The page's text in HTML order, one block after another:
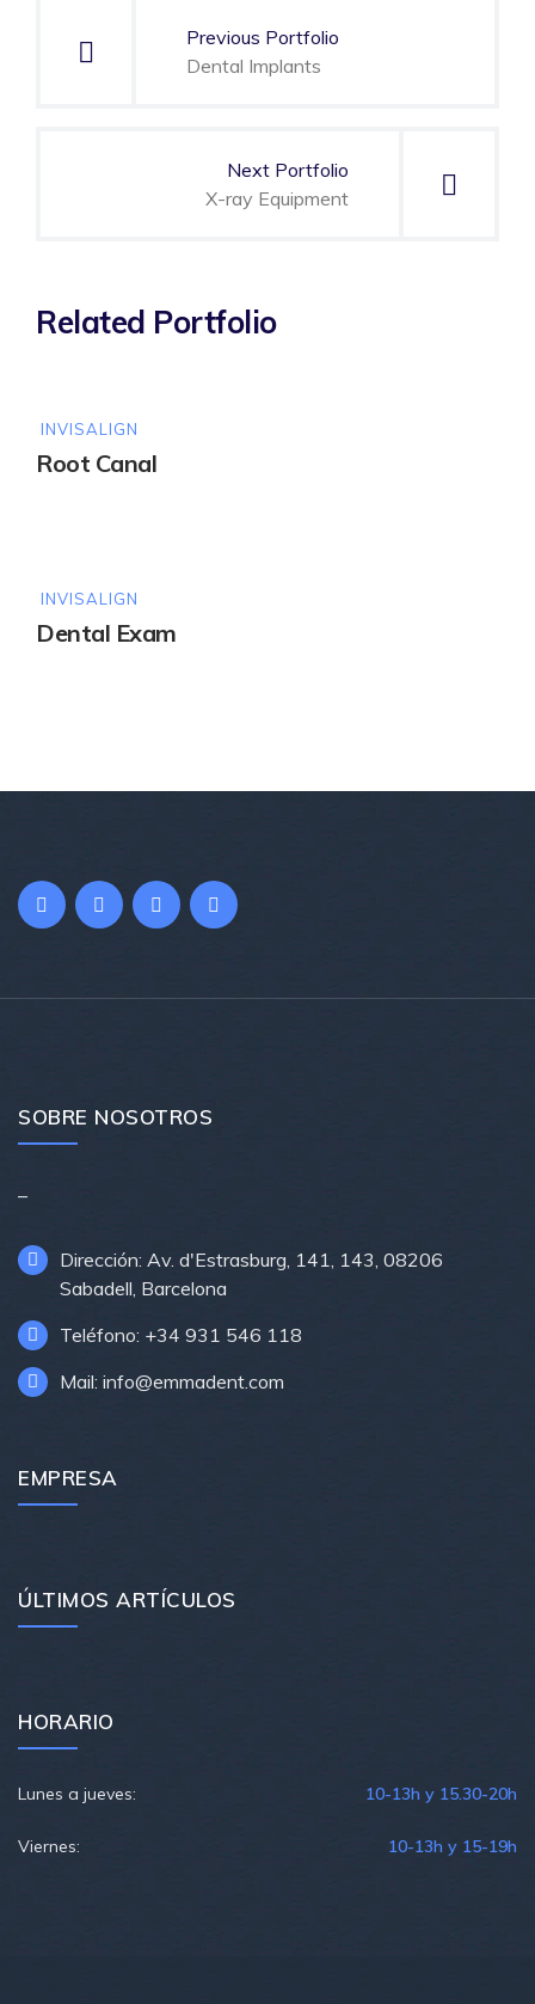
entradas
Previous Portfolio
Dental Implants
Next Portfolio
X-ray Equipment
Related Portfolio
INVISALIGN
Root Canal
INVISALIGN
Dental Exam
SOBRE NOSOTROS
–
Dirección: Av. d'Estrasburg, 141, 143, 08206
Sabadell, Barcelona
Teléfono: +34 931 546 118
Mail: info@emmadent.com
EMPRESA
ÚLTIMOS ARTÍCULOS
HORARIO
Lunes a jueves: 10-13h y 15.30-20h
Viernes: 10-13h y 15-19h